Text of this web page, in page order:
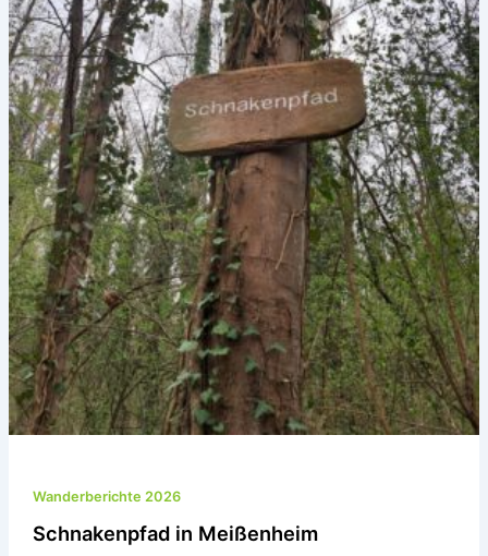
Wanderberichte 2026
Schnakenpfad in Meißenheim